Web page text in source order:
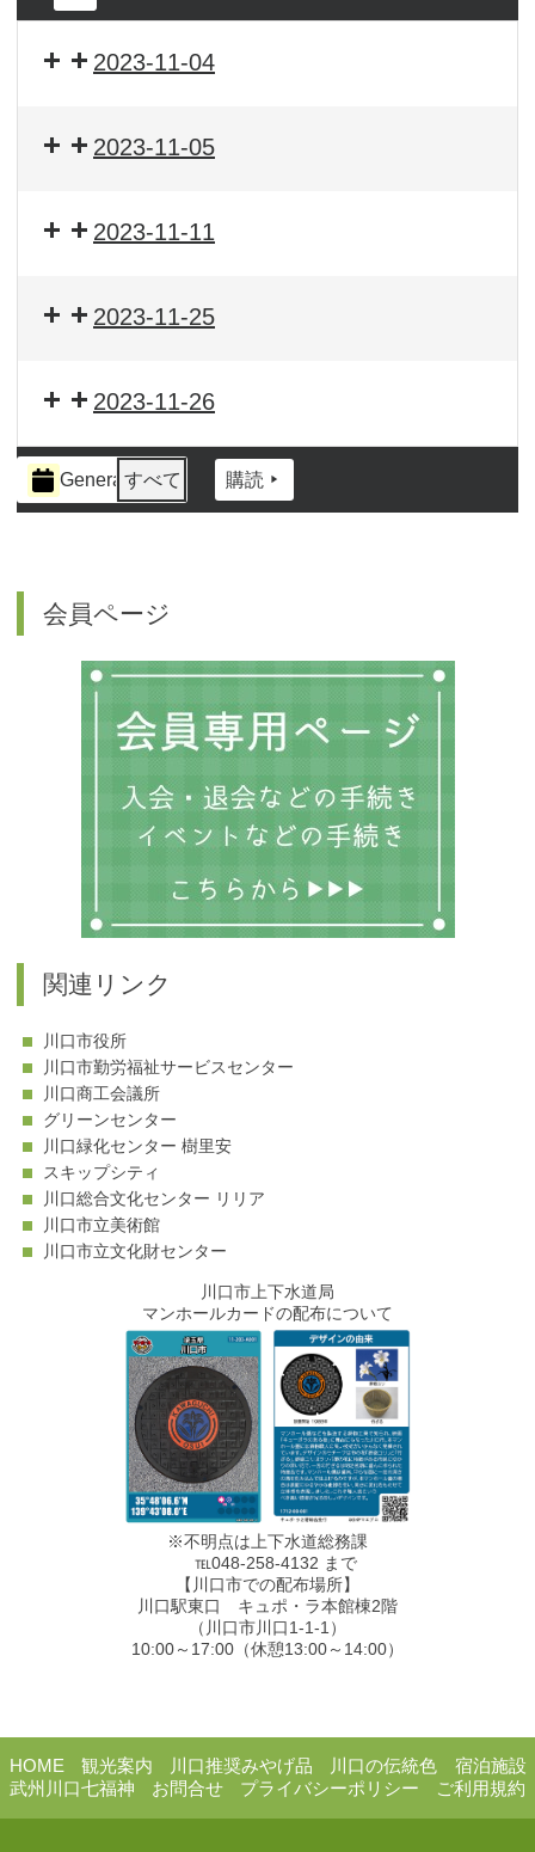
2023-11-04
2023-11-05
2023-11-11
2023-11-25
2023-11-26
イ
ベ
Generalすべて 購読
会員ページ
関連リンク
川口市役所
川口市勤労福祉サービスセンター
川口商工会議所
グリーンセンター
川口緑化センター 樹里安
スキップシティ
川口総合文化センター リリア
川口市立美術館
川口市立文化財センター
川口市上下水道局
マンホールカードの配布について
※不明点は上下水道総務課
℡048-258-4132 まで
【川口市での配布場所】
川口駅東口 キュポ・ラ本館棟2階
（川口市川口1-1-1）
10:00～17:00（休憩13:00～14:00）
HOME 観光案内 川口推奨みやげ品 川口の伝統色
宿泊施設
武州川口七福神
お問合せ プライバシーポリシー ご利用規約